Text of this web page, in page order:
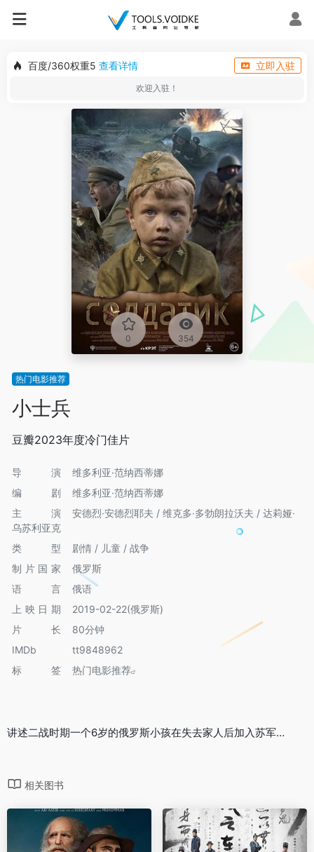
百度/360权重5 查看详情 立即入驻
欢迎入驻！
0 354
热门电影推荐
小士兵
豆瓣2023年度冷门佳片
导演
维多利亚·范纳西蒂娜
编剧
维多利亚·范纳西蒂娜
主演
安德烈·安德烈耶夫 / 维克多·多勃朗拉沃夫 / 达莉娅·
乌苏利亚克
类型
剧情 / 儿童 / 战争
制片国家
俄罗斯
语言
俄语
上映日期
2019-02-22(俄罗斯)
片长
80分钟
IMDb
tt9848962
标签
热门电影推荐
讲述二战时期一个6岁的俄罗斯小孩在失去家人后加入苏军…
相关图书